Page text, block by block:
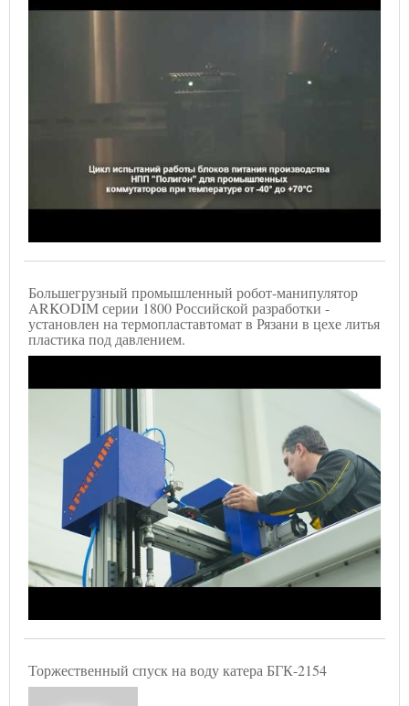
Большегрузный промышленный робот-манипулятор
ARKODIM серии 1800 Российской разработки -
установлен на термопластавтомат в Рязани в цехе литья
пластика под давлением.
Торжественный спуск на воду катера БГК-2154